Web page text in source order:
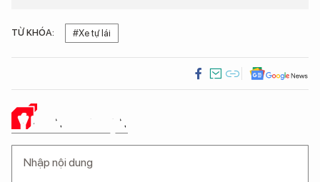
TỪ KHÓA: #Xe tự lái
Ý KIẾN CỦA BẠN